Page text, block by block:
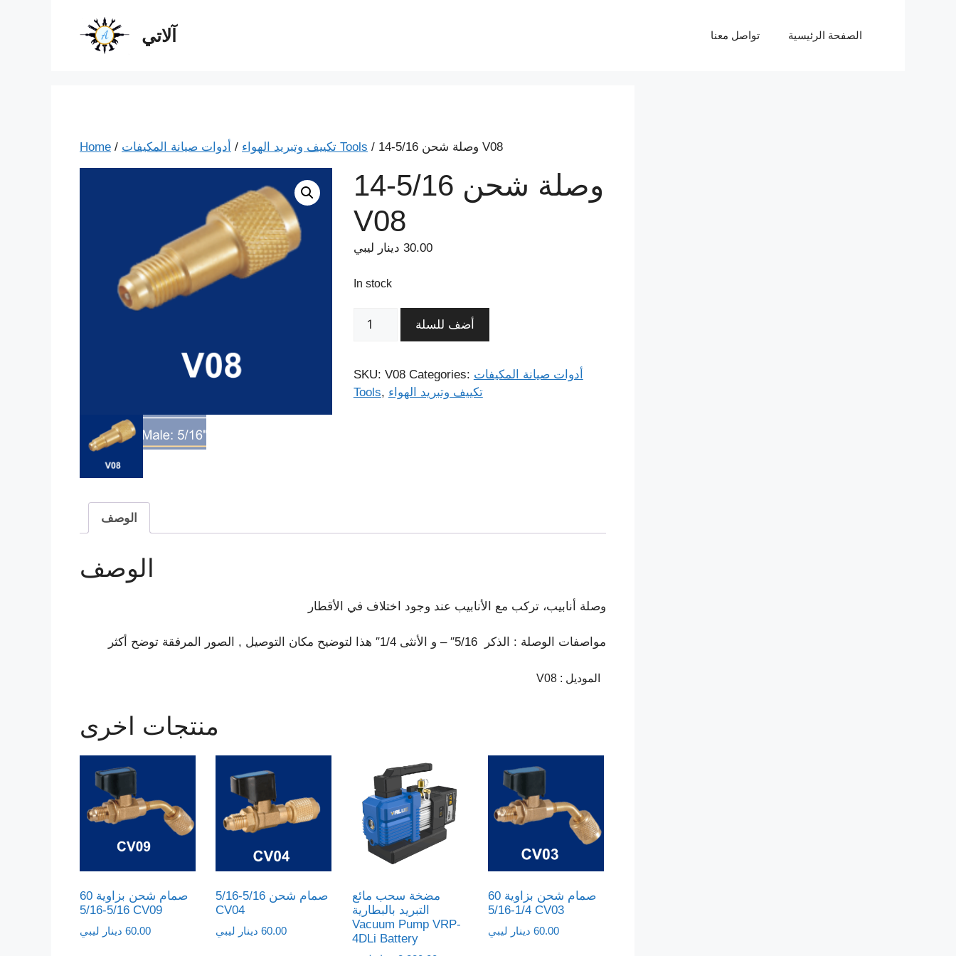
آلاتي تواصل معنا الصفحة الرئيسية
Home / تكييف وتبريد الهواء / أدوات صيانة المكيفات Tools / وصلة شحن 5/16-14 V08
وصلة شحن 5/16-14
V08
30.00 دينار ليبي
In stock
أضف للسلة
SKU: V08 Categories: أدوات صيانة المكيفات
Tools, تكييف وتبريد الهواء
الوصف
الوصف
وصلة أنابيب، تركب مع الأنابيب عند وجود اختلاف في الأقطار
مواصفات الوصلة : الذكر 5/16″ – و الأنثى 1/4″ هذا لتوضيح مكان التوصيل , الصور المرفقة توضح أكثر
V08 :
منتجات اخرى
صمام شحن بزاوية 60
5/16-5/16 CV09
60.00 دينار ليبي
صمام شحن 5/16-5/16
CV04
60.00 دينار ليبي
مضخة سحب مائع
التبريد بالبطارية
Vacuum Pump VRP-
4DLi Battery
صمام شحن بزاوية 60
1/4-5/16 CV03
60.00 دينار ليبي